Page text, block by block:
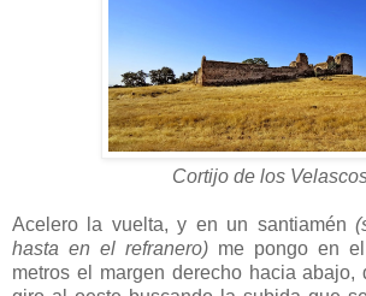
Cortijo de los
Acelero la vuelta, y en un santiamén
hasta en el refranero) me pongo en
metros el margen derecho hacia abajo,